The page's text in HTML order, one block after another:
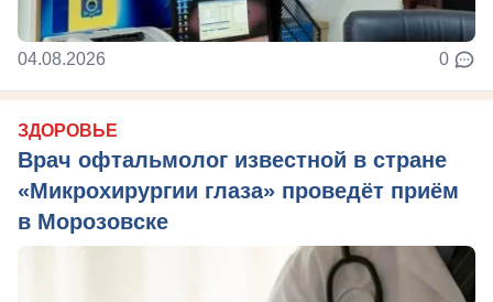
04.08.2026 0
ЗДОРОВЬЕ
Врач офтальмолог известной в стране
«Микрохирургии глаза» проведёт приём
в Морозовске